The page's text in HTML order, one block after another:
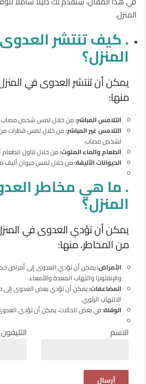
المنزل.
. كيف تنتشر
المنزل؟
يمكن أن تنتشر العدوى في
منها:
التلامس المباشر:من خلال لمس شخص مصاب
التلامس غير المباشر:من خلال لمس قطرات
لشخص مصاب.
الطعام والماء الملوث:من خلال تناول
الحيوانات الأليفة:من خلال لمس حيوان أليف
. ما هي مخاطر
المنزل؟
يمكن أن تؤدي العدوى في
من المخاطر، منها:
الأمراض:يمكن أن تؤدي العدوى إلى أمراض
والإنفلونزا والتهاب المعدة والأمعاء.
المضاعفات:يمكن أن تؤدي بعض العدوى إلى
الالتهاب الرئوي.
الوفاة:في بعض الحالات، يمكن أن تؤدي
الاسم التليفون